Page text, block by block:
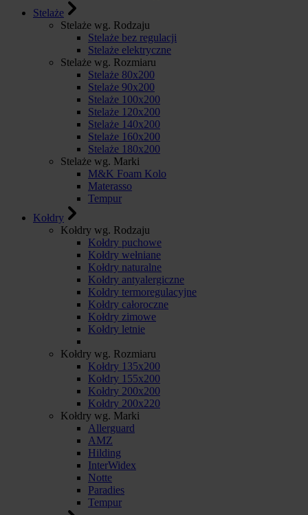
Stelaże
Stelaże wg. Rodzaju
Stelaże bez regulacji
Stelaże elektryczne
Stelaże wg. Rozmiaru
Stelaże 80x200
Stelaże 90x200
Stelaże 100x200
Stelaże 120x200
Stelaże 140x200
Stelaże 160x200
Stelaże 180x200
Stelaże wg. Marki
M&K Foam Kolo
Materasso
Tempur
Kołdry
Kołdry wg. Rodzaju
Kołdry puchowe
Kołdry wełniane
Kołdry naturalne
Kołdry antyalergiczne
Kołdry termoregulacyjne
Kołdry całoroczne
Kołdry zimowe
Kołdry letnie
Kołdry wg. Rozmiaru
Kołdry 135x200
Kołdry 155x200
Kołdry 200x200
Kołdry 200x220
Kołdry wg. Marki
Allerguard
AMZ
Hilding
InterWidex
Notte
Paradies
Tempur